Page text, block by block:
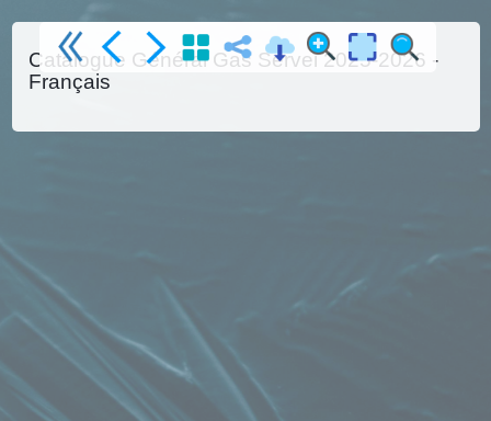
Catalogue Général Gas Servei 2025-2026 -
Français